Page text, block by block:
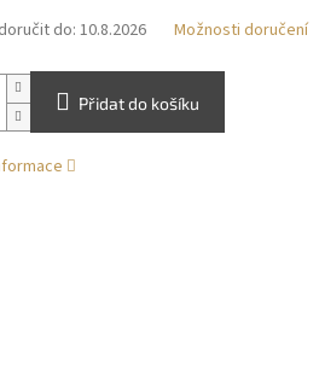
do: 10.8.2026 Možnosti doručení
Přidat do košíku